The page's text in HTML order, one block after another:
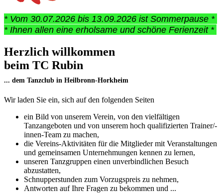
* Vom 30.07.2026 bis 13.09.2026 ist Sommerpause *
* Ihnen allen eine erholsame und schöne Ferienzeit *
Herzlich willkommen
beim TC Rubin
... dem Tanzclub in Heilbronn-Horkheim
Wir laden Sie ein, sich auf den folgenden Seiten
ein Bild von unserem Verein, von den vielfältigen
Tanzangeboten und von unserem hoch qualifizierten Trainer/-
innen-Team zu machen,
die Vereins-Aktivitäten für die Mitglieder mit Veranstaltungen
und gemeinsamen Unternehmungen kennen zu lernen,
unseren Tanzgruppen einen unverbindlichen Besuch
abzustatten,
Schnupperstunden zum Vorzugspreis zu nehmen,
Antworten auf Ihre Fragen zu bekommen und ...